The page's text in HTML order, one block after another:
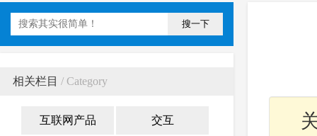
搜一下
相关栏目 / Category
互联网产品 交互